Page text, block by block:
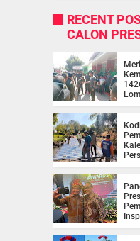
RECENT
CALON